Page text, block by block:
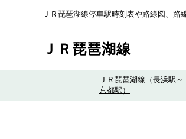
ＪＲ琵琶湖線停車駅時刻表や路線図、路
ＪＲ琵琶湖線
ＪＲ琵琶湖線（長浜駅～
京都駅）